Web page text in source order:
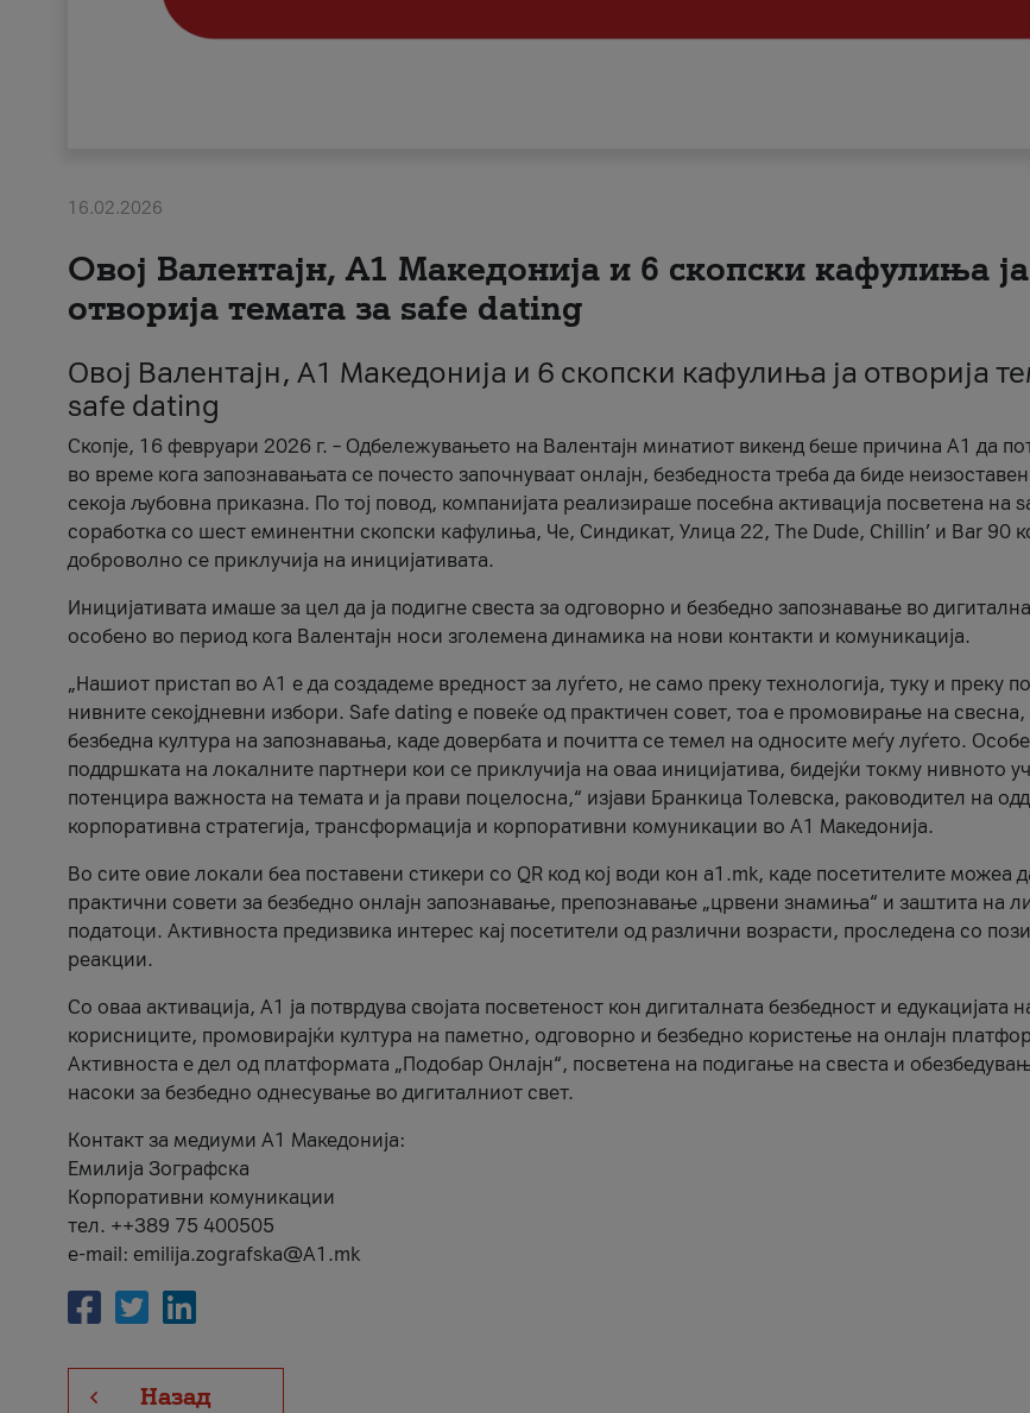
16.02.2026
Овој Валентајн, A1 Македонија и 6 скопски кафулиња ја
отворија темата за safe dating
Овој Валентајн, A1 Македонија и 6 скопски кафулиња ја отворија
safe dating
Скопје, 16 февруари 2026 г. – Одбележувањето на Валентајн минатиот викенд беше причина А1 да
во време кога запознавањата се почесто започнуваат онлајн, безбедноста треба да биде
секоја љубовна приказна. По тој повод, компанијата реализираше посебна активација посветена на
соработка со шест еминентни скопски кафулиња, Че, Синдикат, Улица 22, The Dude, Chillin’ и Bar 90
доброволно се приклучија на иницијативата.
Иницијативата имаше за цел да ја подигне свеста за одговорно и безбедно запознавање во
особено во период кога Валентајн носи зголемена динамика на нови контакти и комуникација.
„Нашиот пристап во А1 е да создадеме вредност за луѓето, не само преку технологија, туку и преку
нивните секојдневни избори. Safe dating е повеќе од практичен совет, тоа е промовирање на
безбедна култура на запознавања, каде довербата и почитта се темел на односите меѓу луѓето.
поддршката на локалните партнери кои се приклучија на оваа иницијатива, бидејќи токму нивното
потенцира важноста на темата и ја прави поцелосна,“ изјави Бранкица Толевска, раководител на
корпоративна стратегија, трансформација и корпоративни комуникации во А1 Македонија.
Во сите овие локали беа поставени стикери со QR код кој води кон a1.mk, каде посетителите можеа
практични совети за безбедно онлајн запознавање, препознавање „црвени знамиња“ и заштита на
податоци. Активноста предизвика интерес кај посетители од различни возрасти, проследена со
реакции.
Со оваа активација, А1 ја потврдува својата посветеност кон дигиталната безбедност и едукацијата
корисниците, промовирајќи култура на паметно, одговорно и безбедно користење на онлајн
Активноста е дел од платформата „Подобар Онлајн“, посветена на подигање на свеста и
насоки за безбедно однесување во дигиталниот свет.
Контакт за медиуми А1 Македонија:
Емилија Зографска
Корпоративни комуникации
тел. ++389 75 400505
e-mail: emilija.zografska@A1.mk
Назад